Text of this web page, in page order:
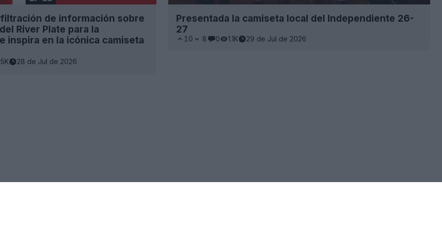
de información sobre
River Plate para la
inspira en la icónica camiseta
28 de Jul de 2026
Presentada la camiseta local del Independiente 26-
27
10 8 0 1.1K 29 de Jul de 2026